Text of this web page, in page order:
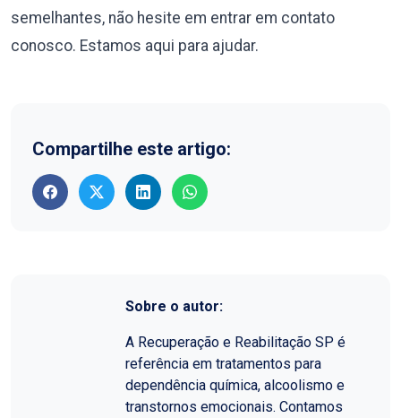
semelhantes, não hesite em entrar em contato
conosco. Estamos aqui para ajudar.
Compartilhe este artigo:
Sobre o autor:
A Recuperação e Reabilitação SP é
referência em tratamentos para
dependência química, alcoolismo e
transtornos emocionais. Contamos